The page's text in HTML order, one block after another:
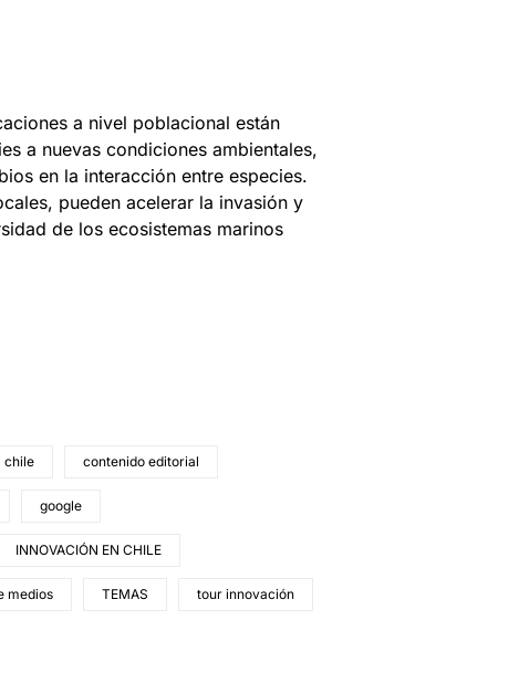
a nivel poblacional están
a nuevas condiciones ambientales,
en la interacción entre especies.
pueden acelerar la invasión y
de los ecosistemas marinos
chile contenido editorial
google
INNOVACIÓN EN CHILE
medios TEMAS tour innovación